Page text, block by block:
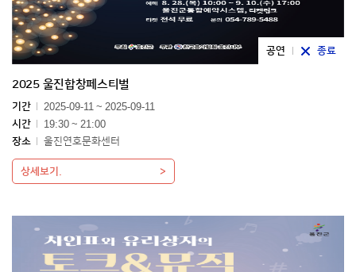
공연 종료
2025 울진합창페스티벌
기간
2025-09-11 ~ 2025-09-11
시간
19:30 ~ 21:00
장소
울진연호문화센터
상세보기.